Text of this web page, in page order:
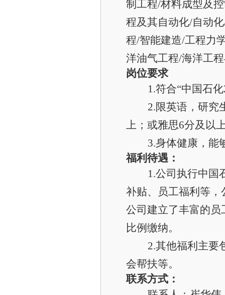
制工程/材料成型及
程及其自动化/自动化
程/智能建造/工程力
洋油气工程/海洋工
岗位要求
1.符合“中国石
2.限英语，研究
上；或雅思6分及以
3.身体健康，能
福利待遇：
1.公司执行中国
补贴、员工福利等
公司建立了丰富的员
比例缴纳。
2.其他福利主要
会帮扶等。
联系方式：